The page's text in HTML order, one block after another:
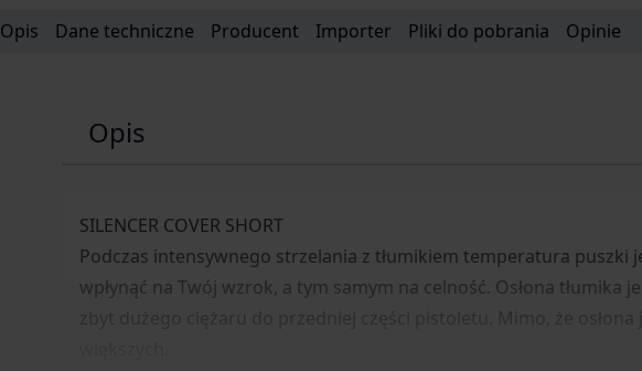
Opis Dane techniczne Producent Importer Pliki do pobrania Opinie
Opis
SILENCER COVER SHORT
Podczas intensywnego strzelania z tłumikiem temperatura puszki
wpłynąć na Twój wzrok, a tym samym na celność. Osłona
zbyt dużego ciężaru do przedniej części pistoletu. Mimo, że